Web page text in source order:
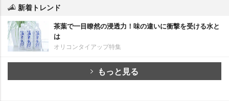
新着トレンド
茶葉で一目瞭然の浸透力！味の違いに衝撃を受ける水と
は
オリコンタイアップ特集
もっと見る